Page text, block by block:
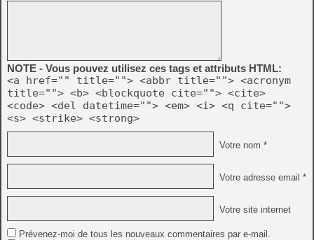
NOTE - Vous pouvez utilisez ces tags et attributs HTML:
<a href="" title=""> <abbr title=""> <acronym
title=""> <b> <blockquote cite=""> <cite>
<code> <del datetime=""> <em> <i> <q cite="">
<s> <strike> <strong>
Votre nom *
Votre adresse email *
Votre site internet
Prévenez-moi de tous les nouveaux commentaires par e-mail.